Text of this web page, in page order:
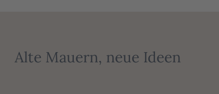
Alte Mauern, neue Ideen